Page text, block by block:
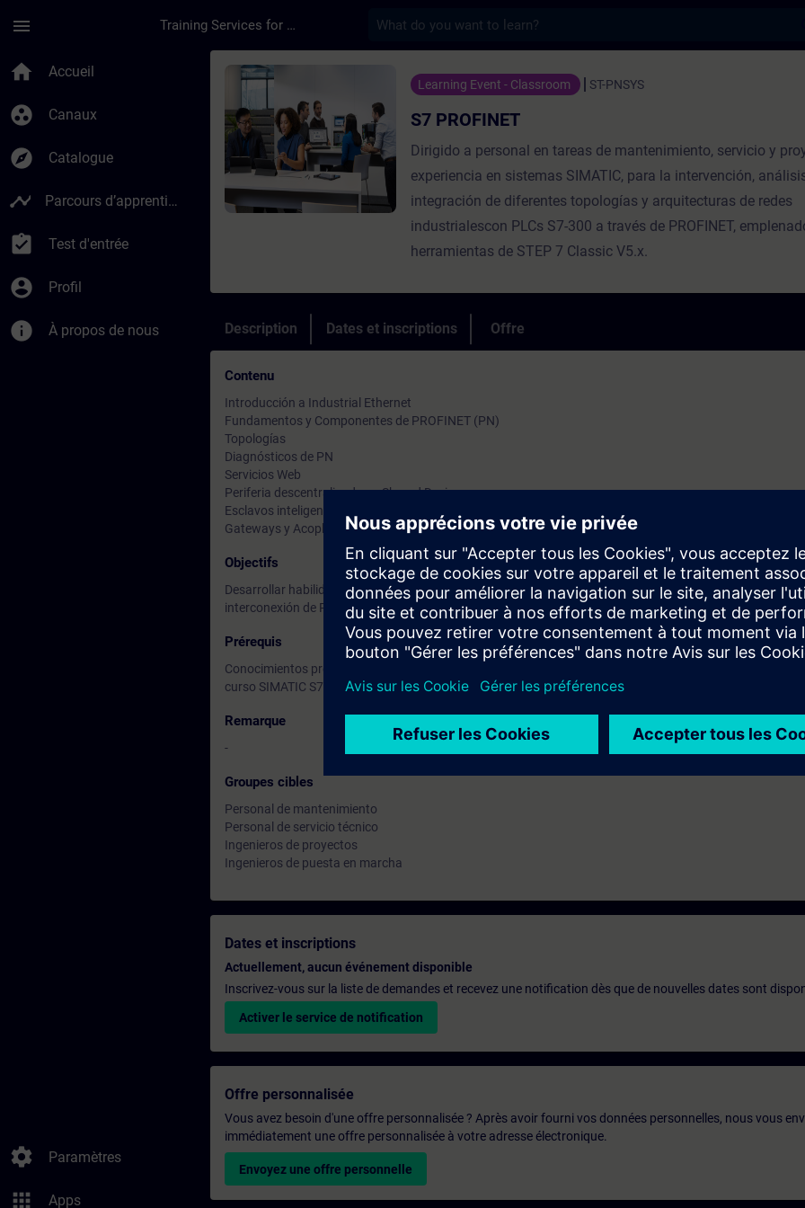
menu Training Services for Digital Industries
home Accueil
group_work Canaux
explore Catalogue
timeline Parcours d’apprentissage
assignment_turned_in Test d'entrée
account_circle Profil
info À propos de nous
settings Paramètres
apps Apps
Cours - S7 PROFINET - Entraînement - Formation - Formation
Learning Event - Classroom ST-PNSYS
S7 PROFINET
Dirigido a personal en tareas de mantenimiento, servicio y
experiencia en sistemas SIMATIC, para la intervención,
integración de diferentes topologías y arquitecturas de redes
industrialescon PLCs S7-300 a través de PROFINET,
herramientas de STEP 7 Classic V5.x.
Description Dates et inscriptions Offre
Contenu
Introducción a Industrial Ethernet
Fundamentos y Componentes de PROFINET (PN)
Topologías
Diagnósticos de PN
Servicios Web
Periferia descentralizada en Shared Device
Esclavos inteligentes de PN (I-Device)
Gateways y Acopladores
Objectifs
Desarrollar habilidades para la configuración, diseño y diagnóstico de en redes PROFINET en STEP 7
interconexión de PLCs y dispositivos en el envío y recepción de datos.
Prérequis
Conocimientos previos en programación y puesta en marcha de controladores SIMATIC en S7 Classic,
curso SIMATIC S7 – Nivel 1 [ST-PRO1].
Remarque
-
Groupes cibles
Personal de mantenimiento
Personal de servicio técnico
Ingenieros de proyectos
Ingenieros de puesta en marcha
Dates et inscriptions
Actuellement, aucun événement disponible
Inscrivez-vous sur la liste de demandes et recevez une notification dès que de nouvelles dates sont
Activer le service de notification
Offre personnalisée
Vous avez besoin d'une offre personnalisée ? Après avoir fourni vos données personnelles, nous vous
immédiatement une offre personnalisée à votre adresse électronique.
Envoyez une offre personnelle